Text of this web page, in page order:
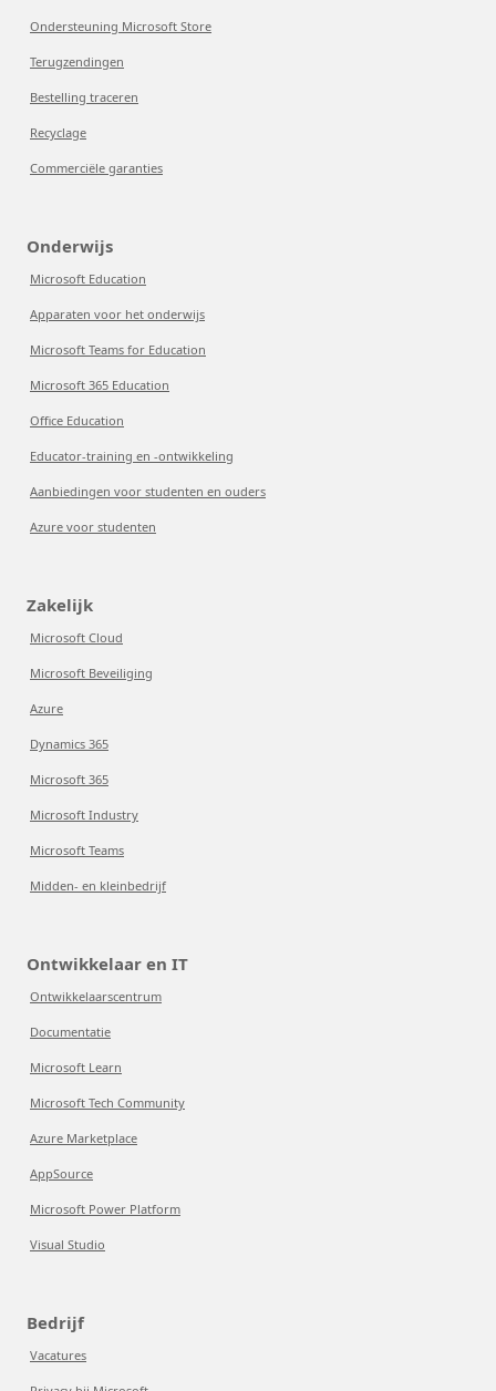
Ondersteuning Microsoft Store
Terugzendingen
Bestelling traceren
Recyclage
Commerciële garanties
Onderwijs
Microsoft Education
Apparaten voor het onderwijs
Microsoft Teams for Education
Microsoft 365 Education
Office Education
Educator-training en -ontwikkeling
Aanbiedingen voor studenten en ouders
Azure voor studenten
Zakelijk
Microsoft Cloud
Microsoft Beveiliging
Azure
Dynamics 365
Microsoft 365
Microsoft Industry
Microsoft Teams
Midden- en kleinbedrijf
Ontwikkelaar en IT
Ontwikkelaarscentrum
Documentatie
Microsoft Learn
Microsoft Tech Community
Azure Marketplace
AppSource
Microsoft Power Platform
Visual Studio
Bedrijf
Vacatures